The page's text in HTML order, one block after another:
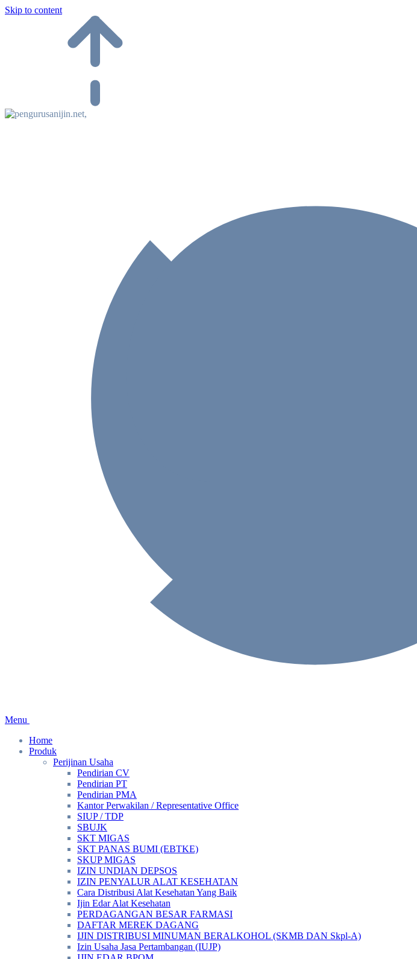
Skip to content
Menu
Home
Produk
Perijinan Usaha
Pendirian CV
Pendirian PT
Pendirian PMA
Kantor Perwakilan / Representative Office
SIUP / TDP
SBUJK
SKT MIGAS
SKT PANAS BUMI (EBTKE)
SKUP MIGAS
IZIN UNDIAN DEPSOS
IZIN PENYALUR ALAT KESEHATAN
Cara Distribusi Alat Kesehatan Yang Baik
Ijin Edar Alat Kesehatan
PERDAGANGAN BESAR FARMASI
DAFTAR MEREK DAGANG
IJIN DISTRIBUSI MINUMAN BERALKOHOL (SKMB DAN Skpl-A)
Izin Usaha Jasa Pertambangan (IUJP)